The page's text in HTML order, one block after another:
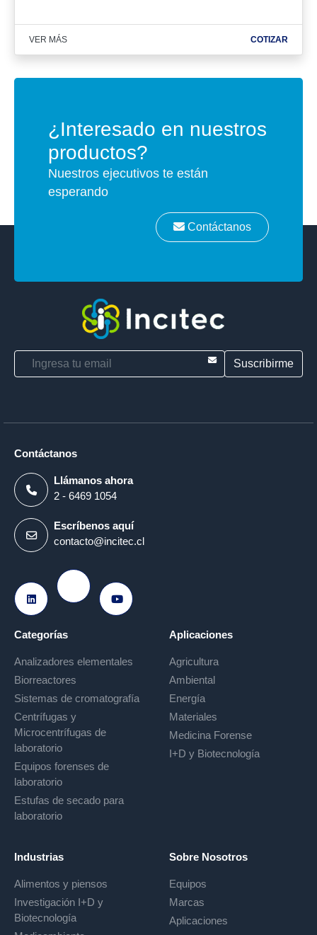
VER MÁS COTIZAR
¿Interesado en nuestros
productos?
Nuestros ejecutivos te están
esperando
Contáctanos
E-mail
Contáctanos
Llámanos ahora
2 - 6469 1054
Escríbenos aquí
contacto@incitec.cl
Ir a LinkedIn
Ir a Instagram
Ir a Youtube
Categorías
Analizadores elementales
Biorreactores
Sistemas de cromatografía
Centrífugas y
Microcentrífugas de
laboratorio
Equipos forenses de
laboratorio
Estufas de secado para
laboratorio
Aplicaciones
Agricultura
Ambiental
Energía
Materiales
Medicina Forense
I+D y Biotecnología
Industrias
Alimentos y piensos
Investigación I+D y
Biotecnología
Sobre Nosotros
Equipos
Marcas
Aplicaciones